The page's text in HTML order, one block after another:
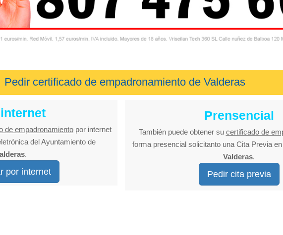
Pedir certificado de empadronamiento de Valderas
de empadronamiento por internet
del Ayuntamiento de
.
por internet
Prensencial
También puede obtener su certificado de
forma presencial solicitanto una Cita Previa
Valderas.
Pedir cita previa